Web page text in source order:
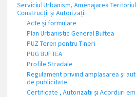
Serviciul Urbanism, Amenajarea
Construcții și Autorizații
Acte și formulare
Plan Urbanistic General Buftea
PUZ Teren pentru Tineri
PUG BUFTEA
Profile Stradale
Regulament privind amplasarea și
de publicitate
Certificate , Autorizatii și Acorduri